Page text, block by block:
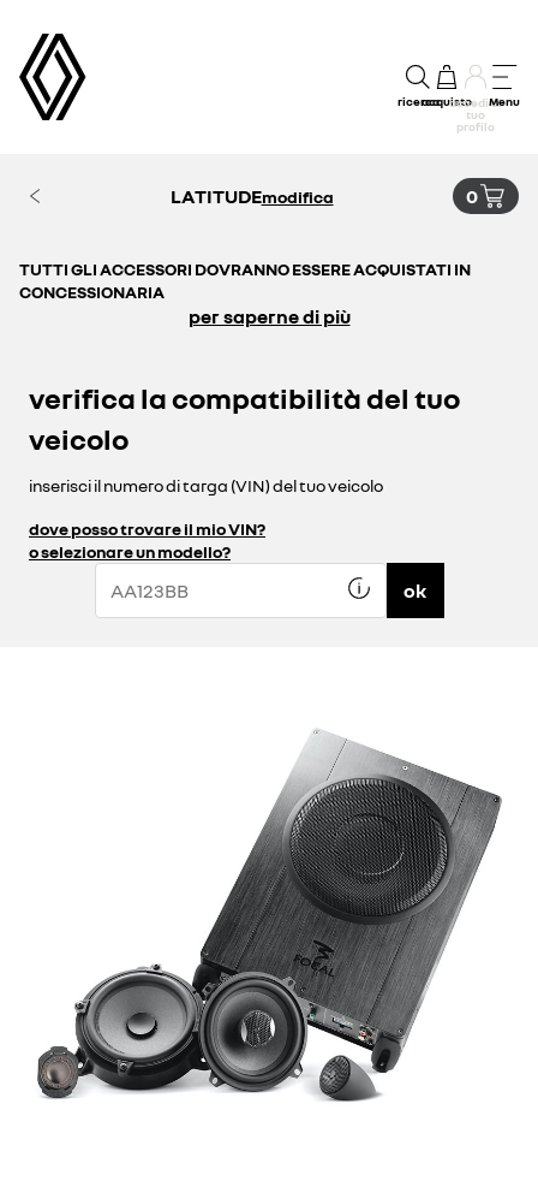
ricercaacquistoaccedi al
tuo
profilo
Menu
LATITUDEmodifica 0
TUTTI GLI ACCESSORI DOVRANNO ESSERE ACQUISTATI IN
CONCESSIONARIA
per saperne di più
verifica la compatibilità del tuo
veicolo
inserisci il numero di targa (VIN) del tuo veicolo
dove posso trovare il mio VIN?
o selezionare un modello?
ok